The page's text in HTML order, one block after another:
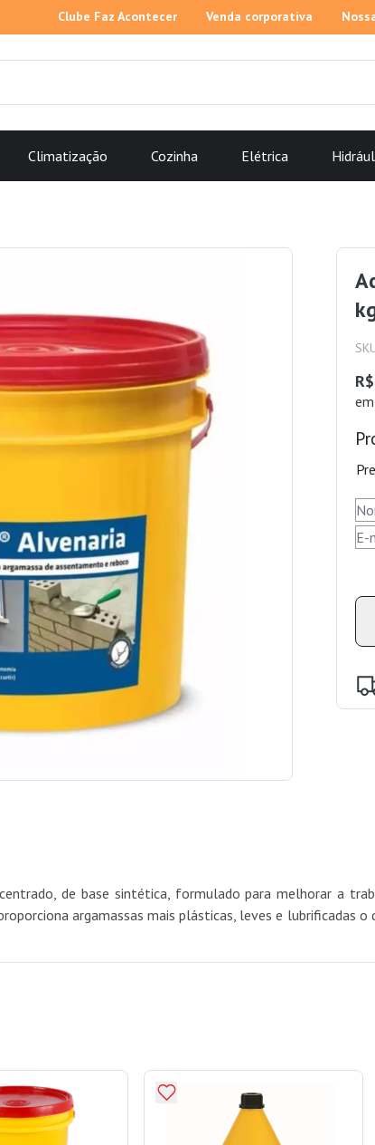
Clube Faz Acontecer Venda corporativa
Climatização Cozinha Elétrica
de base sintética, formulado para melhorar a
argamassas mais plásticas, leves e